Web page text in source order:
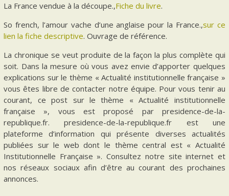
La France vendue à la découpe.,Fiche du livre.
So french, l’amour vache d’une anglaise pour la France.,sur ce
lien la fiche descriptive. Ouvrage de référence.
La chronique se veut produite de la façon la plus complète qui
soit. Dans la mesure où vous avez envie d’apporter quelques
explications sur le thème « Actualité institutionnelle française »
vous êtes libre de contacter notre équipe. Pour vous tenir au
courant, ce post sur le thème « Actualité institutionnelle
française », vous est proposé par presidence-de-la-
republique.fr. presidence-de-la-republique.fr est une
plateforme d’information qui présente diverses actualités
publiées sur le web dont le thème central est « Actualité
Institutionnelle Française ». Consultez notre site internet et
nos réseaux sociaux afin d’être au courant des prochaines
annonces.